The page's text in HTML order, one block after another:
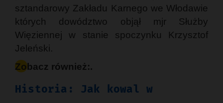
sztandarowy Zakładu Karnego we Włodawie
których dowództwo objął mjr Służby
Więziennej w stanie spoczynku Krzysztof
Jeleński.
Zobacz również:.
Historia: Jak kowal w